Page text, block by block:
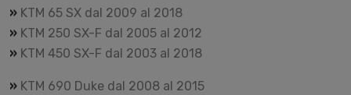
» KTM 65 SX dal 2009 al 2018
» KTM 250 SX-F dal 2005 al 2012
» KTM 450 SX-F dal 2003 al 2018
» KTM 690 Duke dal 2008 al 2015